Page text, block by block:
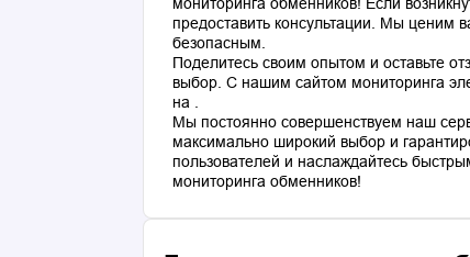
предоставить консультации. Мы ценим
безопасным.
Поделитесь своим опытом и оставьте
выбор. С нашим сайтом мониторинга
на .
Мы постоянно совершенствуем наш
максимально широкий выбор и
пользователей и наслаждайтесь